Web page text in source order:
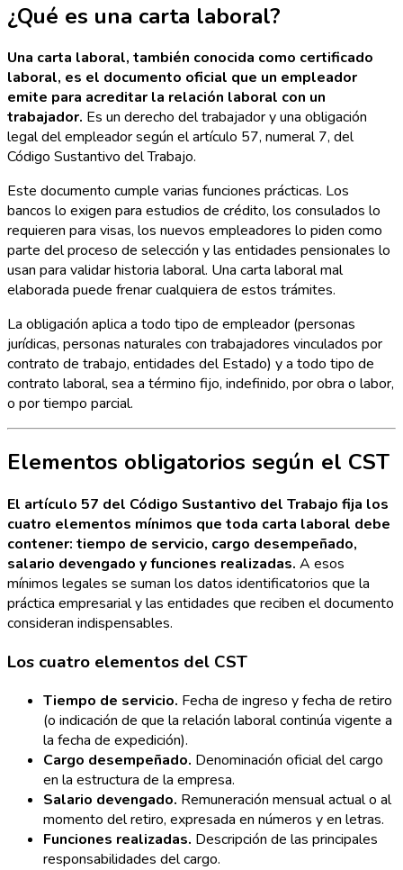
¿Qué es una carta laboral?
Una carta laboral, también conocida como certificado
laboral, es el documento oficial que un empleador
emite para acreditar la relación laboral con un
trabajador. Es un derecho del trabajador y una obligación
legal del empleador según el artículo 57, numeral 7, del
Código Sustantivo del Trabajo.
Este documento cumple varias funciones prácticas. Los
bancos lo exigen para estudios de crédito, los consulados lo
requieren para visas, los nuevos empleadores lo piden como
parte del proceso de selección y las entidades pensionales lo
usan para validar historia laboral. Una carta laboral mal
elaborada puede frenar cualquiera de estos trámites.
La obligación aplica a todo tipo de empleador (personas
jurídicas, personas naturales con trabajadores vinculados por
contrato de trabajo, entidades del Estado) y a todo tipo de
contrato laboral, sea a término fijo, indefinido, por obra o labor,
o por tiempo parcial.
Elementos obligatorios según el CST
El artículo 57 del Código Sustantivo del Trabajo fija los
cuatro elementos mínimos que toda carta laboral debe
contener: tiempo de servicio, cargo desempeñado,
salario devengado y funciones realizadas. A esos
mínimos legales se suman los datos identificatorios que la
práctica empresarial y las entidades que reciben el documento
consideran indispensables.
Los cuatro elementos del CST
Tiempo de servicio. Fecha de ingreso y fecha de retiro
(o indicación de que la relación laboral continúa vigente a
la fecha de expedición).
Cargo desempeñado. Denominación oficial del cargo
en la estructura de la empresa.
Salario devengado. Remuneración mensual actual o al
momento del retiro, expresada en números y en letras.
Funciones realizadas. Descripción de las principales
responsabilidades del cargo.